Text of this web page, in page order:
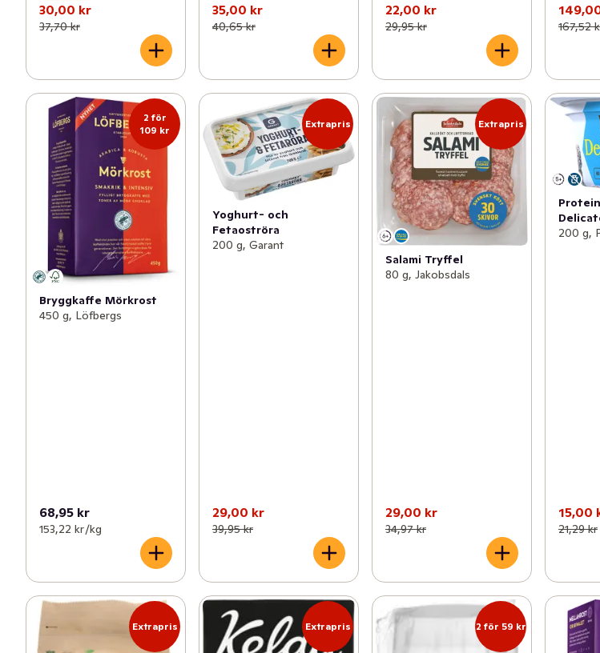
30,00 kr
37,70 kr
35,00 kr
40,65 kr
22,00 kr
29,95 kr 167,52
2 för
109 kr
Bryggkaffe Mörkrost
450 g, Löfbergs
68,95 kr
153,22 kr /kg
Extrapris
Yoghurt- och
Fetaoströra
200 g, Garant
29,00 kr
39,95 kr
Extrapris
Salami Tryffel
80 g, Jakobsdals
29,00 kr
34,97 kr
200 g,
15,00
21,29 kr
Extrapris Extrapris 2 för 59 kr